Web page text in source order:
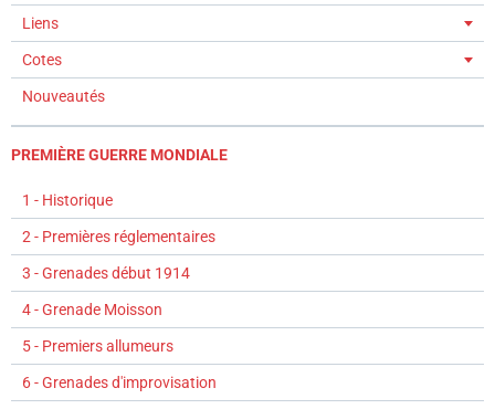
Liens
Cotes
Nouveautés
PREMIÈRE GUERRE MONDIALE
1 - Historique
2 - Premières réglementaires
3 - Grenades début 1914
4 - Grenade Moisson
5 - Premiers allumeurs
6 - Grenades d'improvisation